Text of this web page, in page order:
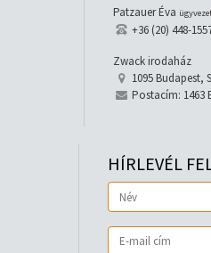
Patzauer Éva
+36 (20) 448-
Zwack irodaház
1095 Budapest,
Postacím: 1463
HÍRLEVÉL